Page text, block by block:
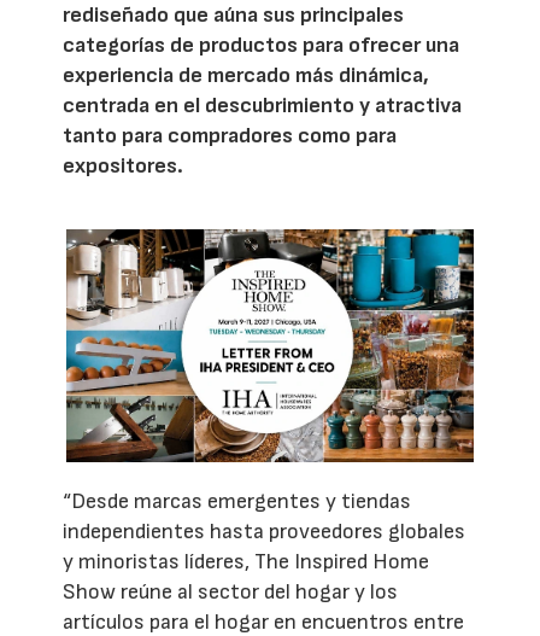
rediseñado que aúna sus principales
categorías de productos para ofrecer una
experiencia de mercado más dinámica,
centrada en el descubrimiento y atractiva
tanto para compradores como para
expositores.
“Desde marcas emergentes y tiendas
independientes hasta proveedores globales
y minoristas líderes, The Inspired Home
Show reúne al sector del hogar y los
artículos para el hogar en encuentros entre